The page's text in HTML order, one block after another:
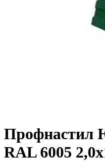
Профнастил
RAL 6005